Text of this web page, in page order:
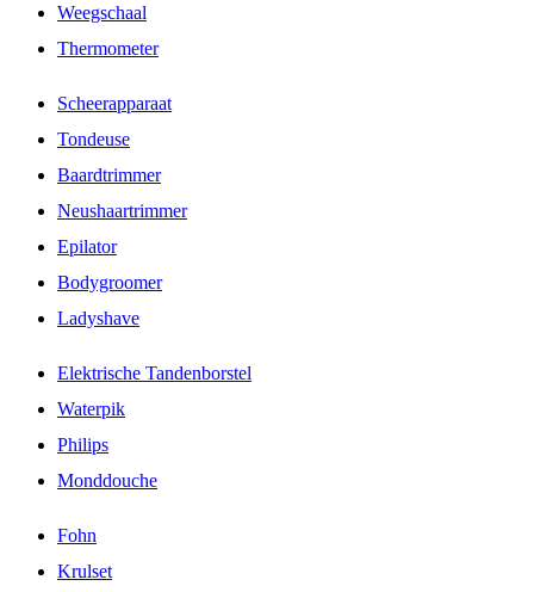
Weegschaal
Thermometer
Scheerapparaat
Tondeuse
Baardtrimmer
Neushaartrimmer
Epilator
Bodygroomer
Ladyshave
Elektrische Tandenborstel
Waterpik
Philips
Monddouche
Fohn
Krulset